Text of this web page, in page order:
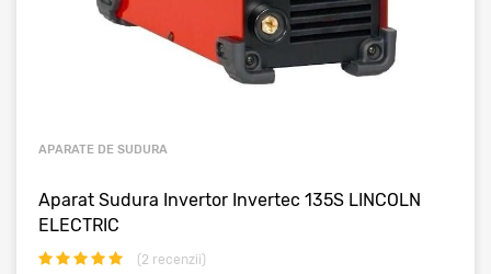
APARATE DE SUDURA
Aparat Sudura Invertor Invertec 135S LINCOLN
ELECTRIC
(2 recenzii)